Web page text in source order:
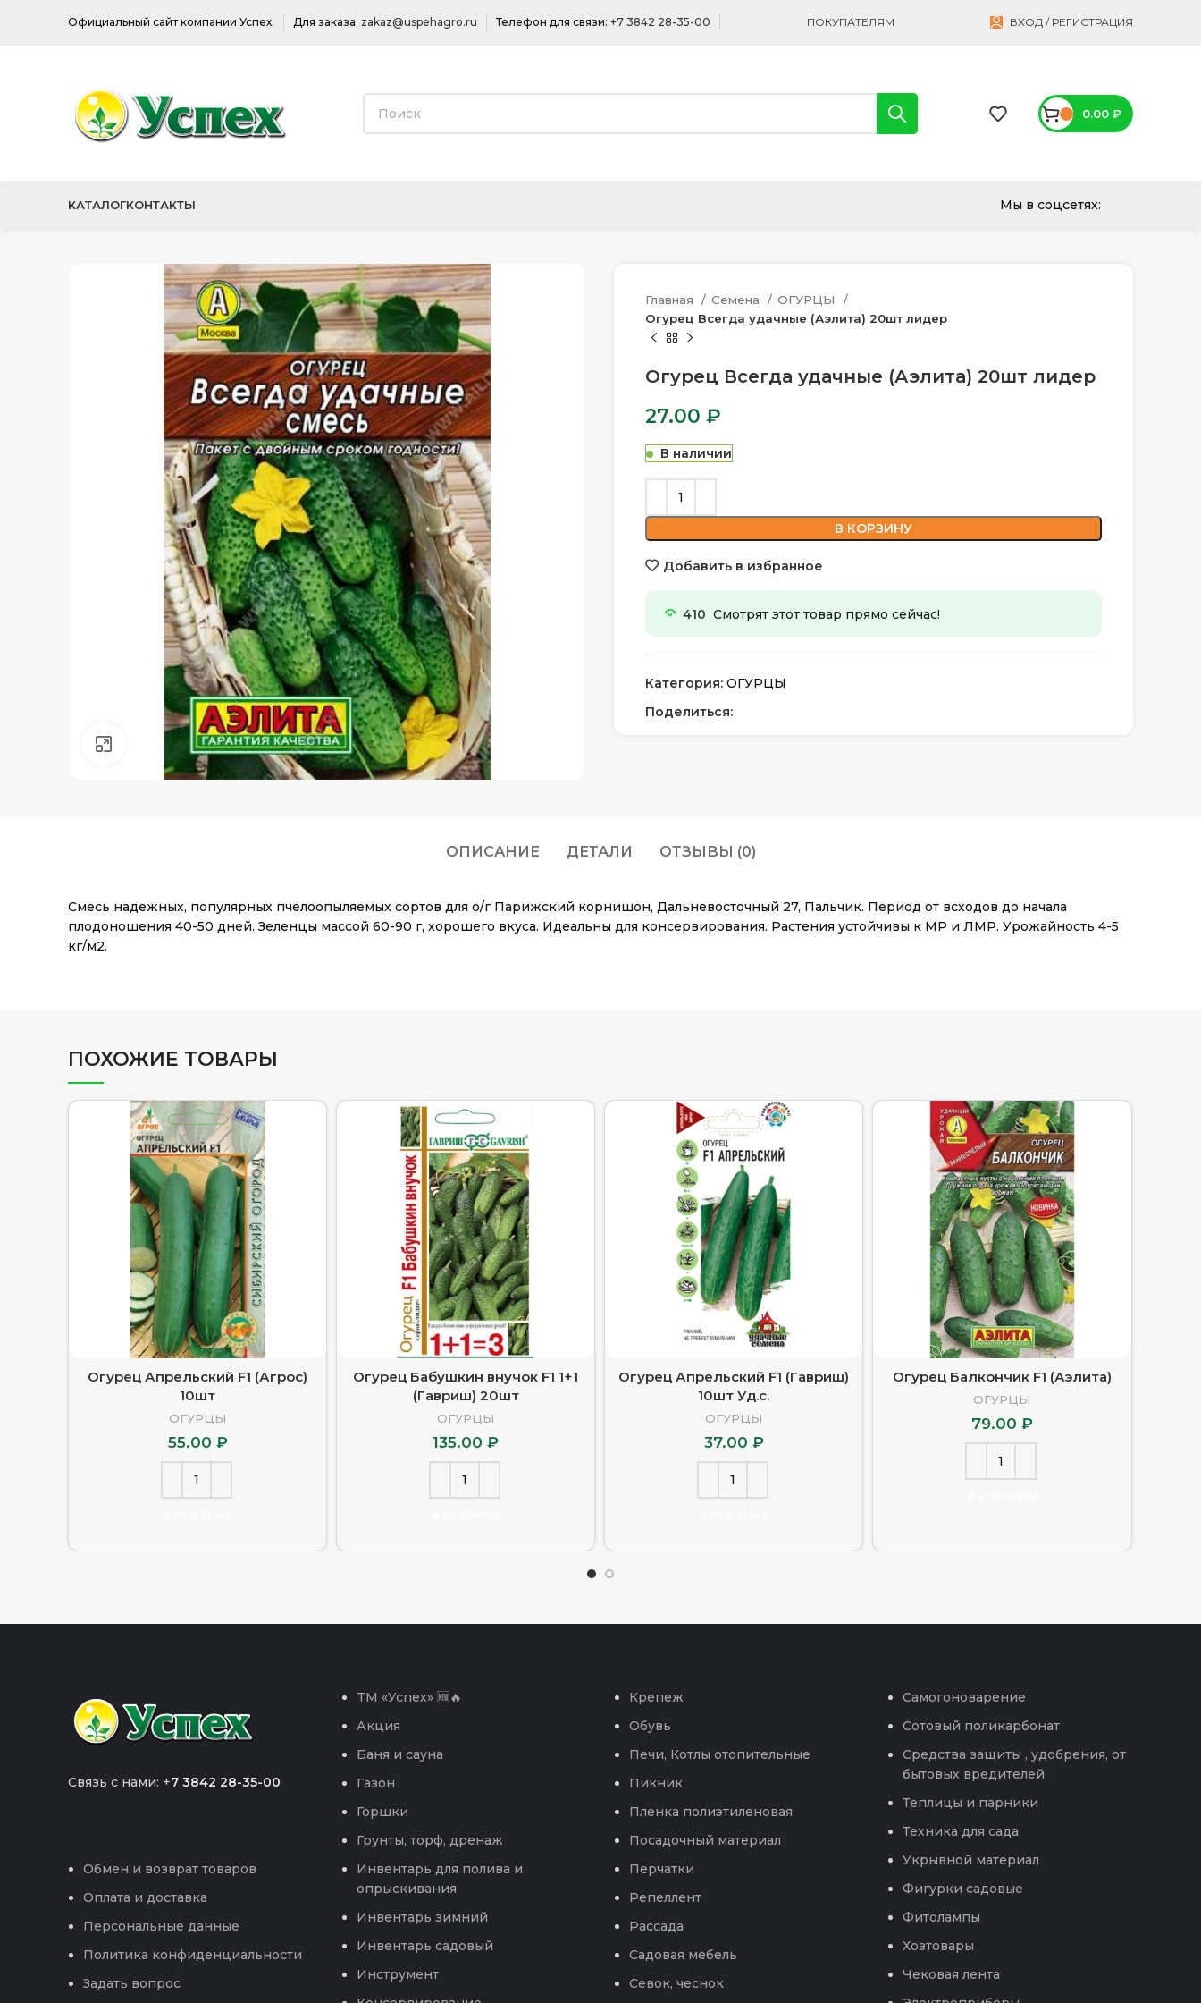
Официальный сайт компании Успех. Для заказа: zakaz@uspehagro.ru Телефон для связи: +7 3842 28-35-00 ПОКУПАТЕЛЯМ ВХОД / РЕГИСТРАЦИЯ
0.00 ₽
КАТАЛОГКОНТАКТЫ Мы в соцсетях:
Нажмите, чтобы увеличить
Главная Семена
ОГУРЦЫ
Огурец Всегда удачные (Аэлита) 20шт лидер
Огурец Всегда удачные (Аэлита) 20шт лидер
27.00 ₽
В наличии
В КОРЗИНУ
Добавить в избранное
410 Смотрят этот товар прямо сейчас!
Категория: ОГУРЦЫ
Поделиться:
ОПИСАНИЕ ДЕТАЛИ ОТЗЫВЫ (0)
Смесь надежных, популярных пчелоопыляемых сортов для о/г Парижский корнишон, Дальневосточный 27, Пальчик. Период от всходов до начала
плодоношения 40-50 дней. Зеленцы массой 60-90 г, хорошего вкуса. Идеальны для консервирования. Растения устойчивы к МР и ЛМР. Урожайность 4-5
кг/м2.
ПОХОЖИЕ ТОВАРЫ
Огурец Апрельский F1 (Агрос)
10шт
ОГУРЦЫ
55.00 ₽
Огурец Бабушкин внучок F1 1+1
(Гавриш) 20шт
ОГУРЦЫ
135.00₽
Огурец Апрельский F1 (Гавриш)
10шт Уд.с.
ОГУРЦЫ
37.00 ₽
Огурец Балкончик F1 (Аэлита)
ОГУРЦЫ
79.00 ₽
Связь с нами: +7 3842 28-35-00
Обмен и возврат товаров
Оплата и доставка
Персональные данные
Политика конфиденциальности
Задать вопрос
TM «Успех» 🆕🔥
Акция
Баня и сауна
Газон
Горшки
Грунты, торф, дренаж
Инвентарь для полива и
опрыскивания
Инвентарь зимний
Инвентарь садовый
Инструмент
Крепеж
Обувь
Печи, Котлы отопительные
Пикник
Пленка полиэтиленовая
Посадочный материал
Перчатки
Репеллент
Рассада
Садовая мебель
Севок, чеснок
Самогоноварение
Сотовый поликарбонат
Средства защиты , удобрения, от
бытовых вредителей
Теплицы и парники
Техника для сада
Укрывной материал
Фигурки садовые
Фитолампы
Хозтовары
Чековая лента